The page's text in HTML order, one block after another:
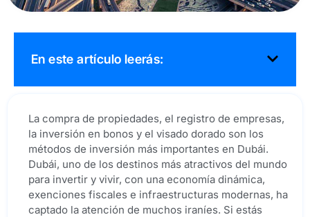
La compra de propiedades, el registro de empresas,
la inversión en bonos y el visado dorado son los
métodos de inversión más importantes en Dubái.
Dubái, uno de los destinos más atractivos del mundo
para invertir y vivir, con una economía dinámica,
exenciones fiscales e infraestructuras modernas, ha
captado la atención de muchos iraníes. Si estás
En este artículo leerás: